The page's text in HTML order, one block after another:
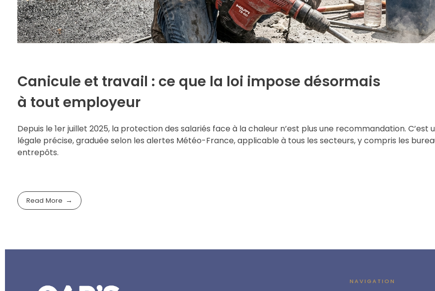
Canicule et travail : ce que la loi impose désormais
à tout employeur
Depuis le 1er juillet 2025, la protection des salariés face à la chaleur n’est plus une recommandation. C’est
légale précise, graduée selon les alertes Météo-France, applicable à tous les secteurs, y compris les
entrepôts.
Read More
NAVIGATION